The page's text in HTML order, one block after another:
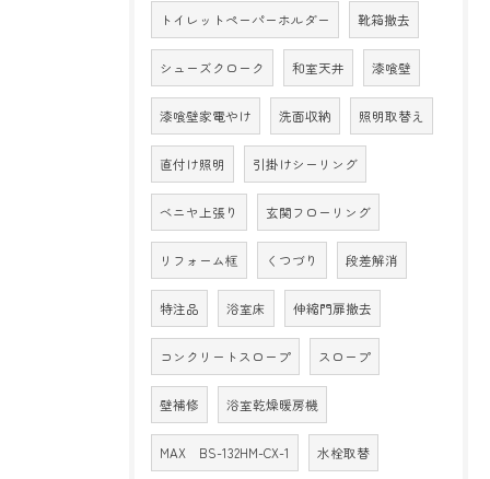
トイレットペーパーホルダー 靴箱撤去
シューズクローク 和室天井 漆喰壁
漆喰壁家電やけ 洗面収納 照明取替え
直付け照明 引掛けシーリング
ベニヤ上張り 玄関フローリング
リフォーム框 くつづり 段差解消
特注品 浴室床 伸縮門扉撤去
コンクリートスロープ スロープ
壁補修 浴室乾燥暖房機
MAX BS-132HM-CX-1 水栓取替